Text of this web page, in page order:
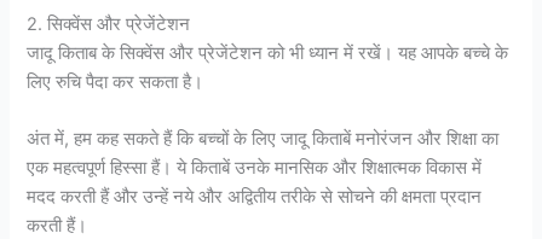
2. सिक्वेंस और प्रेजेंटेशन
जादू किताब के सिक्वेंस और प्रेजेंटेशन को भी ध्यान में रखें। यह आपके बच्चे के
लिए रुचि पैदा कर सकता है।
अंत में, हम कह सकते हैं कि बच्चों के लिए जादू किताबें मनोरंजन और शिक्षा का
एक महत्वपूर्ण हिस्सा हैं। ये किताबें उनके मानसिक और शिक्षात्मक विकास में
मदद करती हैं और उन्हें नये और अद्वितीय तरीके से सोचने की क्षमता प्रदान
करती हैं।